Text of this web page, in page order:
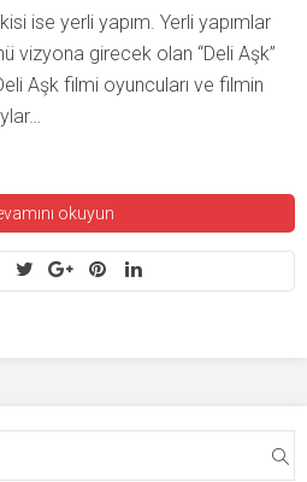
ise yerli yapım. Yerli yapımlar
vizyona girecek olan “Deli Aşk”
Aşk filmi oyuncuları ve filmin
okuyun